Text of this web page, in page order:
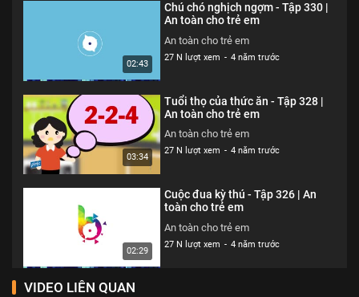
02:43
Chú chó nghịch ngợm - Tập 330 |
An toàn cho trẻ em
An toàn cho trẻ em
27 N lượt xem - 4 năm trước
03:34
Tuổi thọ của thức ăn - Tập 328 |
An toàn cho trẻ em
An toàn cho trẻ em
27 N lượt xem - 4 năm trước
02:29
Cuộc đua kỳ thú - Tập 326 | An
toàn cho trẻ em
An toàn cho trẻ em
27 N lượt xem - 4 năm trước
VIDEO LIÊN QUAN